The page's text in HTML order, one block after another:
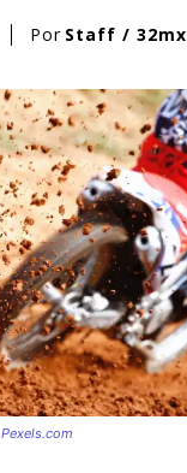
Por Staff / 32mx
Pexels.com